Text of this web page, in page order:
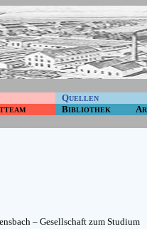
QUELLEN
BIBLIOTHEK A
– Gesellschaft zum Studium